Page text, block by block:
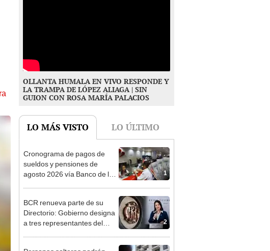
OLLANTA HUMALA EN VIVO RESPONDE Y
LA TRAMPA DE LÓPEZ ALIAGA | SIN
GUION CON ROSA MARÍA PALACIOS
LO MÁS VISTO LO ÚLTIMO
1
Cronograma de pagos de
sueldos y pensiones de
agosto 2026 vía Banco de la
2
BCR renueva parte de su
Directorio: Gobierno designa
a tres representantes del